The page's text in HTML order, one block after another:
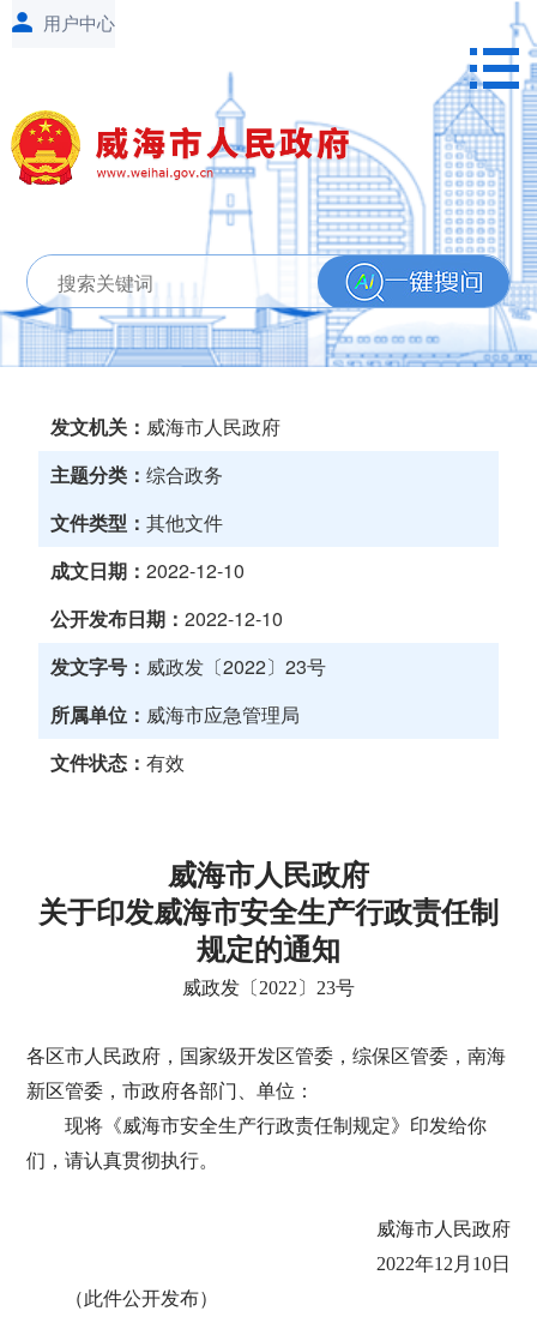
发文机关： 威海市人民政府
主题分类：综合政务
文件类型：其他文件
成文日期：2022-12-10
公开发布日期：2022-12-10
发文字号： 威政发〔2022〕23号
所属单位： 威海市应急管理局
文件状态：有效
威海市人民政府
关于印发威海市安全生产行政责任制
规定的通知
威政发〔2022〕23号
各区市人民政府，国家级开发区管委，综保区管委，南海
新区管委，市政府各部门、单位：
现将《威海市安全生产行政责任制规定》印发给你
们，请认真贯彻执行。
威海市人民政府
2022年12月10日
（此件公开发布）